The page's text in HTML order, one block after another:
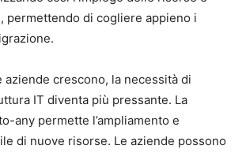
permettendo di cogliere appieno i
aziende crescono, la necessità di
IT diventa più pressante. La
any permette l’ampliamento e
di nuove risorse. Le aziende possono